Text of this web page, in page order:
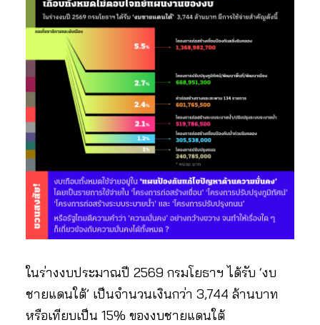
ในร่างงบประมาณปี 2569 กรมโยธาฯ ได้รับ ‘งบ
ชายแดนใต้’ เป็นจำนวนเงินกว่า 3,744 ล้านบาท
หรือเทียบเป็น 15% ของงบชายแดนใต้